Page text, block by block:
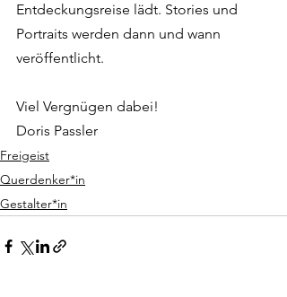
Entdeckungsreise lädt. Stories und
Portraits werden dann und wann
veröffentlicht.
Viel Vergnügen dabei!
Doris Passler
Freigeist
Querdenker*in
Gestalter*in